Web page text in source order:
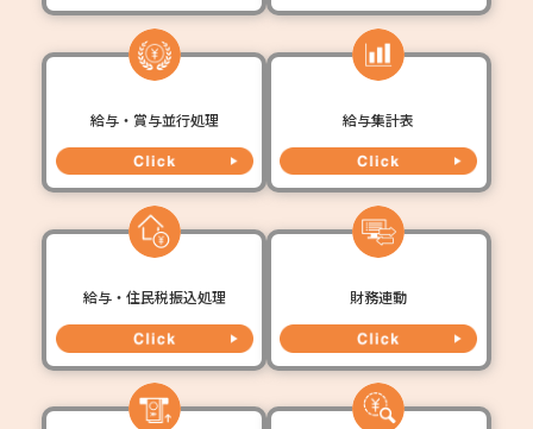
給与・賞与並行処理 給与集計表
給与・住民税振込処理 財務連動